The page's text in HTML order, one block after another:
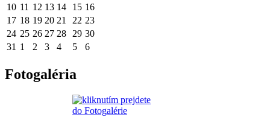
10 11 12 13 14 15 16
17 18 19 20 21 22 23
24 25 26 27 28 29 30
31 1 2 3 4 5 6
Fotogaléria